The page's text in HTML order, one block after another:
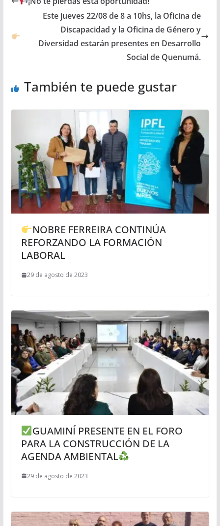
Este jueves 22/08 de 8 a 10hs, la Oficina de
Discapacidad y la Oficina de Género y
Diversidad estarán presentes en Desarrollo
Social de Quenumá.
También te puede gustar
NOBRE FERREIRA CONTINÚA
REFORZANDO LA FORMACIÓN
LABORAL
29 de agosto de 2023
GUAMINÍ PRESENTE EN EL FORO
PARA LA CONSTRUCCIÓN DE LA
AGENDA AMBIENTAL
29 de agosto de 2023